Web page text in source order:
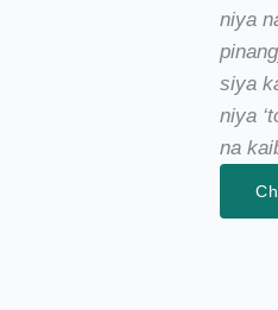
niya
siya
niya
na